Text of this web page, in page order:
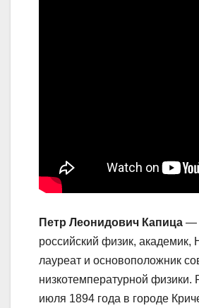
Петр Леонидович Капица —
российский физик, академик,
лауреат и основоположник
низкотемпературной физики.
июля 1894 года в городе